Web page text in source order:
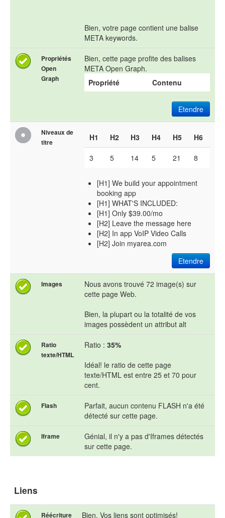
Bien, votre page contient une balise
META keywords.
Propriétés
Open
Graph
Bien, cette page profite des balises
META Open Graph.
Propriété
Contenu
Etendre
Niveaux de
titre
H1 H2 H3 H4 H5 H6
3 5 14 5 21 8
[H1] We build your appointment
booking app
[H1] WHAT'S INCLUDED:
[H1] Only $39.00/mo
[H2] Leave the message here
[H2] In app VoIP Video Calls
[H2] Join myarea.com
Etendre
Images
Nous avons trouvé 72 image(s) sur
cette page Web.
Bien, la plupart ou la totalité de vos
images possèdent un attribut alt
Ratio
texte/HTML
Ratio : 35%
Idéal! le ratio de cette page
texte/HTML est entre 25 et 70 pour
cent.
Flash
Parfait, aucun contenu FLASH n'a été
détecté sur cette page.
Iframe
Génial, il n'y a pas d'Iframes détectés
sur cette page.
Liens
Réécriture Bien. Vos liens sont optimisés!